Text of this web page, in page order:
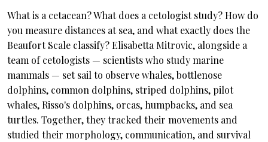
What is a cetacean? What does a cetologist study? How do
you measure distances at sea, and what exactly does the
Beaufort Scale classify? Elisabetta Mitrovic, alongside a
team of cetologists — scientists who study marine
mammals — set sail to observe whales, bottlenose
dolphins, common dolphins, striped dolphins, pilot
whales, Risso's dolphins, orcas, humpbacks, and sea
turtles. Together, they tracked their movements and
studied their morphology, communication, and survival